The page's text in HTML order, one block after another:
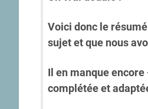
Voici donc le
sujet et que nous
Il en manque
complétée et